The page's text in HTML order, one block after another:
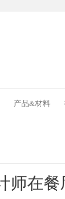
产品&材料
师在